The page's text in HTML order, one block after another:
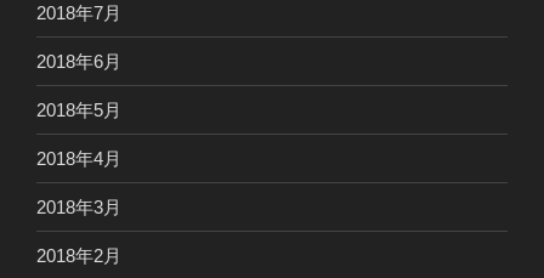
2018年7月
2018年6月
2018年5月
2018年4月
2018年3月
2018年2月